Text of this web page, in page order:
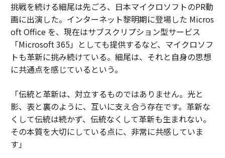
挑戦を続ける細尾は先ごろ、日本マイクロソフトのPR動
画に出演した。インターネット黎明期に登場した Micros
oft Office を、現在はサブスクリプション型サービス
「Microsoft 365」としても提供するなど、マイクロソフ
トも革新に挑み続けている。細尾は、それと自身の思想
に共通点を感じているという。
「伝統と革新は、対立するものではありません。光と
影、表と裏のように、互いに支え合う存在です。革新な
くして伝統は続かず、伝統なくして革新も生まれない。
その本質を大切にしている点に、非常に共感していま
す」